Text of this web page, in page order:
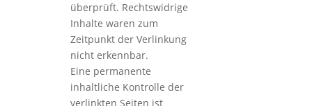
überprüft. Rechtswidrige
Inhalte waren zum
Zeitpunkt der Verlinkung
nicht erkennbar.
Eine permanente
inhaltliche Kontrolle der
verlinkten Seiten ist